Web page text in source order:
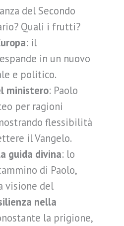
del Secondo
Quali i frutti?
: il
in un nuovo
e politico.
ministero: Paolo
per ragioni
flessibilità
il Vangelo.
guida divina: lo
di Paolo,
visione del
nella
la prigione,